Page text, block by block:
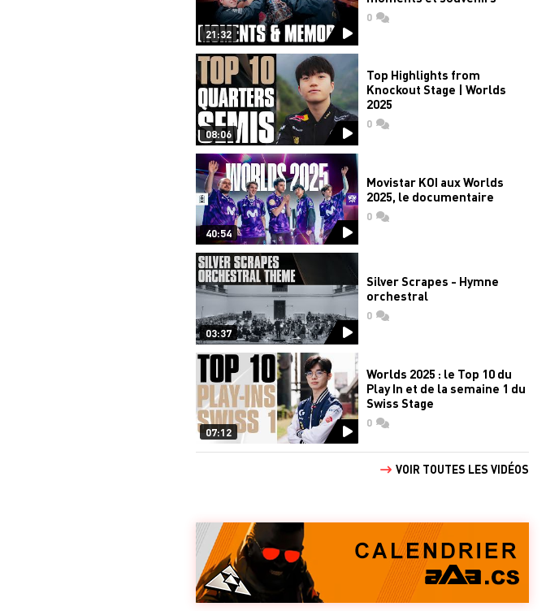
21:32
0commentaires
08:06
Top Highlights from
Knockout Stage | Worlds
2025
0commentaires
40:54
Movistar KOI aux Worlds
2025, le documentaire
0commentaires
03:37
Silver Scrapes - Hymne
orchestral
0commentaires
07:12
Worlds 2025 : le Top 10 du
Play In et de la semaine 1 du
Swiss Stage
0commentaires
VOIR TOUTES LES VIDÉOS